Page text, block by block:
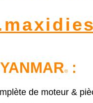
®:
de moteur &